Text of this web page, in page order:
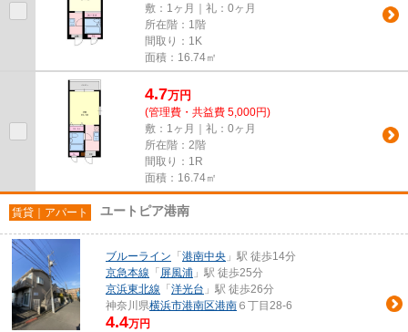
敷：1ヶ月｜礼：0ヶ月
所在階：1階
間取り：1K
面積：16.74㎡
4.7万円
(管理費・共益費 5,000円)
敷：1ヶ月｜礼：0ヶ月
所在階：2階
間取り：1R
面積：16.74㎡
賃貸｜アパート ユートピア港南
ブルーライン 「 港南中央 」駅 徒歩14分
京急本線 「 屏風浦 」駅 徒歩25分
京浜東北線 「 洋光台 」駅 徒歩26分
神奈川県横浜市港南区港南 ６丁目28-6
4.4万円